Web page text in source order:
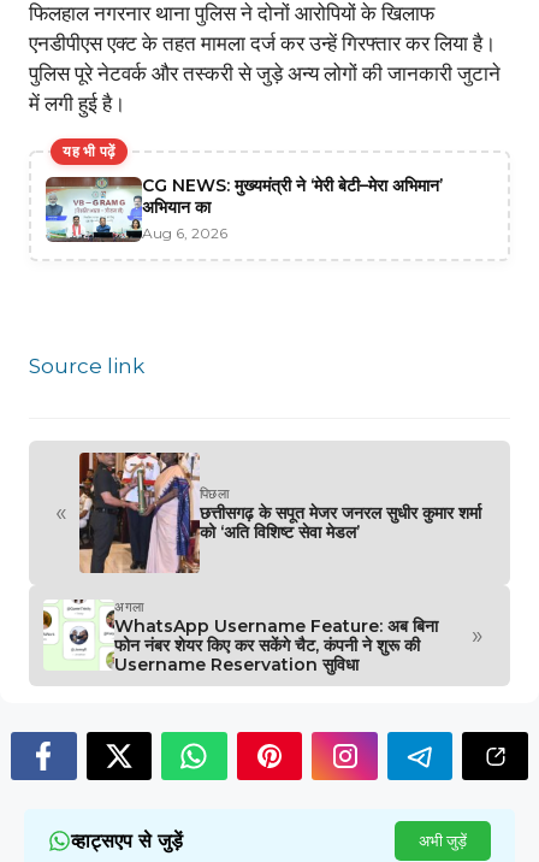
फिलहाल नगरनार थाना पुलिस ने दोनों आरोपियों के खिलाफ
एनडीपीएस एक्ट के तहत मामला दर्ज कर उन्हें गिरफ्तार कर लिया है।
पुलिस पूरे नेटवर्क और तस्करी से जुड़े अन्य लोगों की जानकारी जुटाने
में लगी हुई है।
यह भी पढ़ें
CG NEWS: मुख्यमंत्री ने ‘मेरी बेटी–मेरा अभिमान’
अभियान का
Aug 6, 2026
Source link
«
पिछला
छत्तीसगढ़ के सपूत मेजर जनरल सुधीर कुमार शर्मा
को ‘अति विशिष्ट सेवा मेडल’
अगला
WhatsApp Username Feature: अब बिना
फोन नंबर शेयर किए कर सकेंगे चैट, कंपनी ने शुरू की
Username Reservation सुविधा
»
व्हाट्सएप से जुड़ें अभी जुड़ें